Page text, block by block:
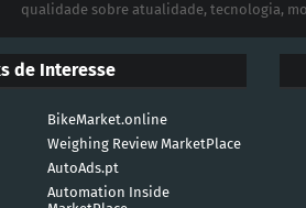
qualidade sobre atualidade, tecnologia,
de Interesse
BikeMarket.online
Weighing Review MarketPlace
AutoAds.pt
Automation Inside